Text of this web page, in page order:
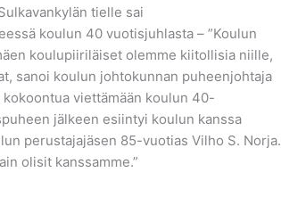
tielle sai
koulun 40 vuotisjuhlasta – ”Koulun
koulupiiriläiset olemme kiitollisia niille,
sanoi koulun johtokunnan puheenjohtaja
kokoontua viettämään koulun 40-
jälkeen esiintyi koulun kanssa
perustajajäsen 85-vuotias Vilho S. Norja.
olisit kanssamme.”